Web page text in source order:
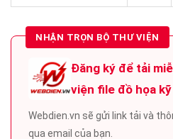
NHẬN TRỌN BỘ THƯ VIỆN
Đăng ký để tải
viện file đồ họa
Webdien.vn sẽ gửi link tải và
qua email của bạn.